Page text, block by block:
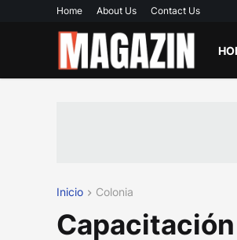
Home About Us Contact Us
Inicio Colonia